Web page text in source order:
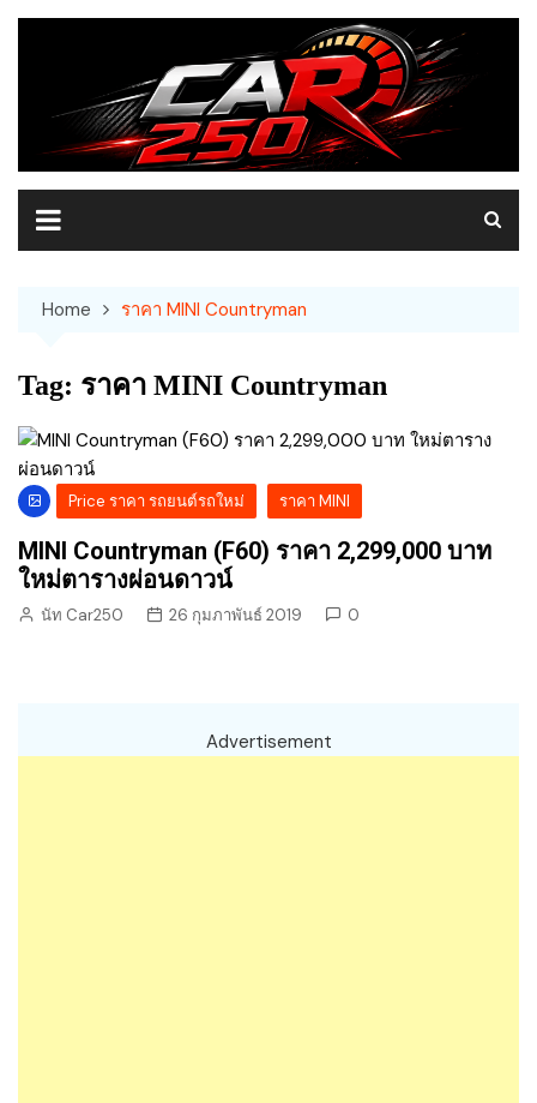
Skip
Home ราคา MINI Countryman
Tag: ราคา MINI Countryman
Price ราคา รถยนต์รถใหม่ ราคา MINI
MINI Countryman (F60) ราคา 2,299,000 บาท
ใหม่ตารางผ่อนดาวน์
นัท Car250 26 กุมภาพันธ์ 2019 0
Advertisement